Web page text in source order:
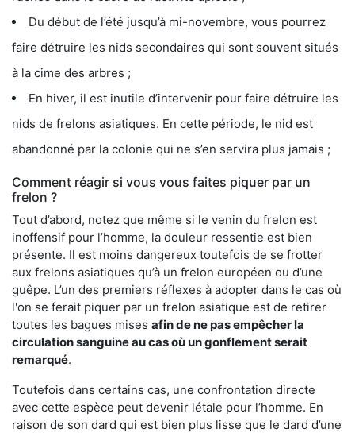
Du début de l’été jusqu’à mi-novembre, vous pourrez
faire détruire les nids secondaires qui sont souvent situés
à la cime des arbres ;
En hiver, il est inutile d’intervenir pour faire détruire les
nids de frelons asiatiques. En cette période, le nid est
abandonné par la colonie qui ne s’en servira plus jamais ;
Comment réagir si vous vous faites piquer par un
frelon ?
Tout d’abord, notez que même si le venin du frelon est
inoffensif pour l’homme, la douleur ressentie est bien
présente. Il est moins dangereux toutefois de se frotter
aux frelons asiatiques qu’à un frelon européen ou d’une
guêpe. L’un des premiers réflexes à adopter dans le cas où
l'on se ferait piquer par un frelon asiatique est de retirer
toutes les bagues mises afin de ne pas empêcher la
circulation sanguine au cas où un gonflement serait
remarqué.
Toutefois dans certains cas, une confrontation directe
avec cette espèce peut devenir létale pour l’homme. En
raison de son dard qui est bien plus lisse que le dard d’une